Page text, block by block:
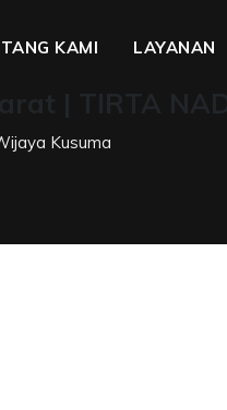
KAMI LAYANAN
Kusuma